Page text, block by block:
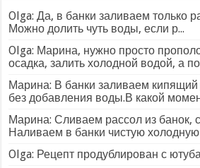
Olga: Да, в банки заливаем только
Можно долить чуть воды, если р...
Olga: Марина, нужно просто
осадка, залить холодной водой, а
Марина: В банки заливаем кипящий
без добавления воды.В какой
Марина: Сливаем рассол из банок,
Наливаем в банки чистую холодную
Olga: Рецепт продублирован с